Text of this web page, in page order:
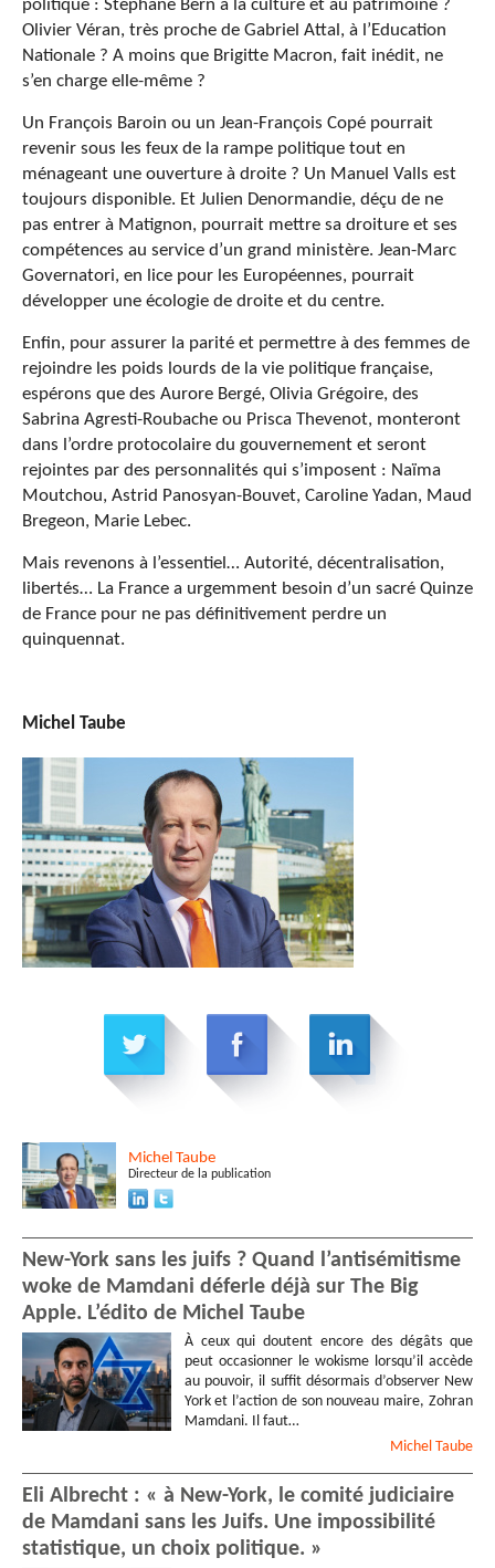
politique : Stéphane Bern à la culture et au patrimoine ?
Olivier Véran, très proche de Gabriel Attal, à l’Education
Nationale ? A moins que Brigitte Macron, fait inédit, ne
s’en charge elle-même ?
Un François Baroin ou un Jean-François Copé pourrait
revenir sous les feux de la rampe politique tout en
ménageant une ouverture à droite ? Un Manuel Valls est
toujours disponible. Et Julien Denormandie, déçu de ne
pas entrer à Matignon, pourrait mettre sa droiture et ses
compétences au service d’un grand ministère. Jean-Marc
Governatori, en lice pour les Européennes, pourrait
développer une écologie de droite et du centre.
Enfin, pour assurer la parité et permettre à des femmes de
rejoindre les poids lourds de la vie politique française,
espérons que des Aurore Bergé, Olivia Grégoire, des
Sabrina Agresti-Roubache ou Prisca Thevenot, monteront
dans l’ordre protocolaire du gouvernement et seront
rejointes par des personnalités qui s’imposent : Naïma
Moutchou, Astrid Panosyan-Bouvet, Caroline Yadan, Maud
Bregeon, Marie Lebec.
Mais revenons à l’essentiel… Autorité, décentralisation,
libertés… La France a urgemment besoin d’un sacré Quinze
de France pour ne pas définitivement perdre un
quinquennat.
Michel Taube
Michel Taube
Directeur de la publication
New-York sans les juifs ? Quand l’antisémitisme
woke de Mamdani déferle déjà sur The Big
Apple. L’édito de Michel Taube
À ceux qui doutent encore des dégâts que
peut occasionner le wokisme lorsqu’il accède
au pouvoir, il suffit désormais d’observer New
York et l’action de son nouveau maire, Zohran
Mamdani. Il faut…
Michel Taube
Eli Albrecht : « à New-York, le comité judiciaire
de Mamdani sans les Juifs. Une impossibilité
statistique, un choix politique. »